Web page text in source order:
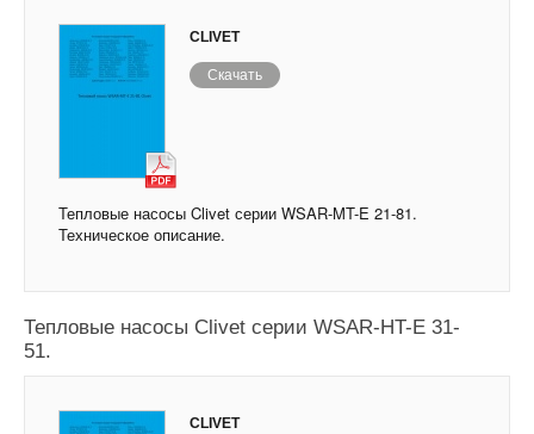
CLIVET
Скачать
Тепловые насосы Clivet серии WSAR-MT-E 21-81.
Техническое описание.
Тепловые насосы Clivet серии WSAR-HT-E 31-
51.
CLIVET